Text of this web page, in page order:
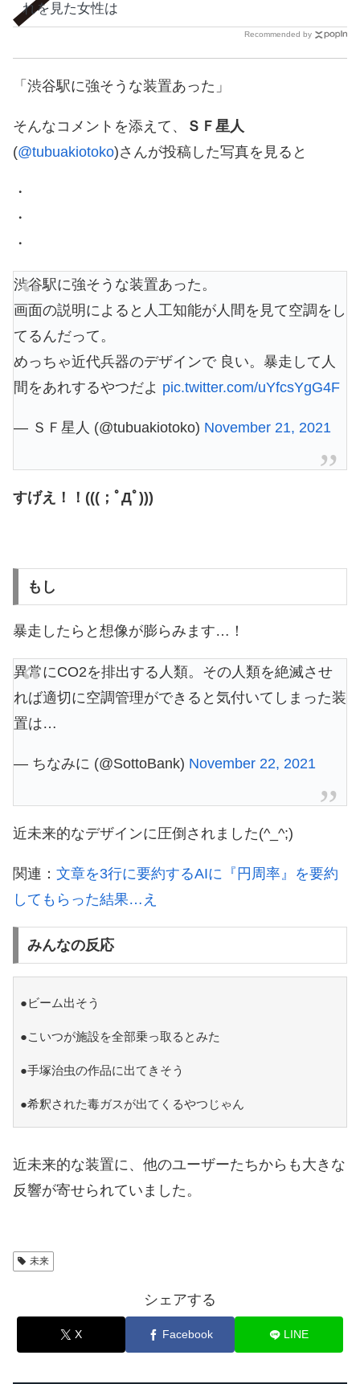
れを見た女性は
Recommended by
「渋谷駅に強そうな装置あった」
そんなコメントを添えて、
ＳＦ星人
(@tubuakiotoko)さんが投稿した写真を見ると
・
・
・
渋谷駅に強そうな装置あった。
画面の説明によると人工知能が人間を見て空調をし
てるんだって。
めっちゃ近代兵器のデザインで 良い。暴走して人
間をあれするやつだよ pic.twitter.com/uYfcsYgG4F
— ＳＦ星人 (@tubuakiotoko) November 21, 2021
すげえ！！(((；ﾟДﾟ)))
もし
暴走したらと想像が膨らみます…！
異常にCO2を排出する人類。その人類を絶滅させ
れば適切に空調管理ができると気付いてしまった装
置は…
— ちなみに (@SottoBank) November 22, 2021
近未来的なデザインに圧倒されました(^_^;)
関連： 文章を3行に要約するAIに『円周率』を要約
してもらった結果…え
みんなの反応
●ビーム出そう
●こいつが施設を全部乗っ取るとみた
●手塚治虫の作品に出てきそう
●希釈された毒ガスが出てくるやつじゃん
近未来的な装置に、他のユーザーたちからも大きな
反響が寄せられていました。
未来
シェアする
X Facebook LINE